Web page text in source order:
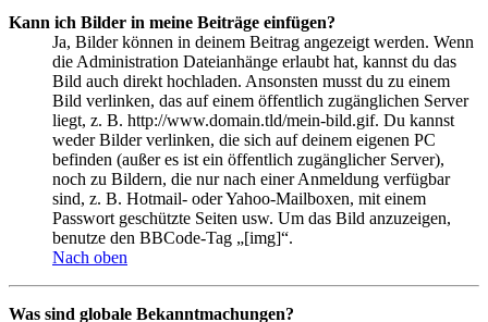
Kann ich Bilder in meine Beiträge einfügen?
Ja, Bilder können in deinem Beitrag angezeigt werden. Wenn
die Administration Dateianhänge erlaubt hat, kannst du das
Bild auch direkt hochladen. Ansonsten musst du zu einem
Bild verlinken, das auf einem öffentlich zugänglichen Server
liegt, z. B. http://www.domain.tld/mein-bild.gif. Du kannst
weder Bilder verlinken, die sich auf deinem eigenen PC
befinden (außer es ist ein öffentlich zugänglicher Server),
noch zu Bildern, die nur nach einer Anmeldung verfügbar
sind, z. B. Hotmail- oder Yahoo-Mailboxen, mit einem
Passwort geschützte Seiten usw. Um das Bild anzuzeigen,
benutze den BBCode-Tag „[img]“.
Nach oben
Was sind globale Bekanntmachungen?